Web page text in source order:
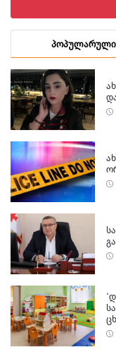
პოპულარული